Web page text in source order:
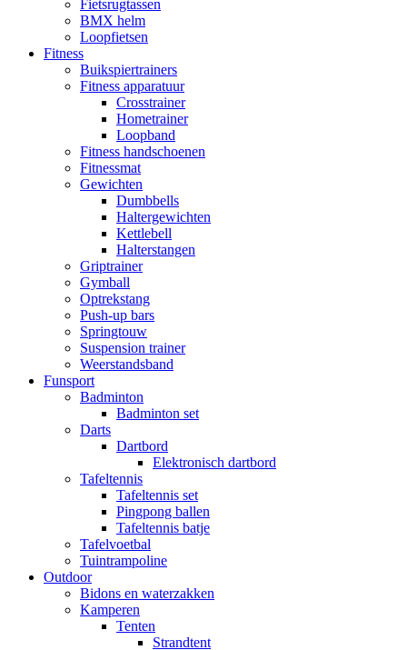
Fietsrugtassen
BMX helm
Loopfietsen
Fitness
Buikspiertrainers
Fitness apparatuur
Crosstrainer
Hometrainer
Loopband
Fitness handschoenen
Fitnessmat
Gewichten
Dumbbells
Haltergewichten
Kettlebell
Halterstangen
Griptrainer
Gymball
Optrekstang
Push-up bars
Springtouw
Suspension trainer
Weerstandsband
Funsport
Badminton
Badminton set
Darts
Dartbord
Elektronisch dartbord
Tafeltennis
Tafeltennis set
Pingpong ballen
Tafeltennis batje
Tafelvoetbal
Tuintrampoline
Outdoor
Bidons en waterzakken
Kamperen
Tenten
Strandtent